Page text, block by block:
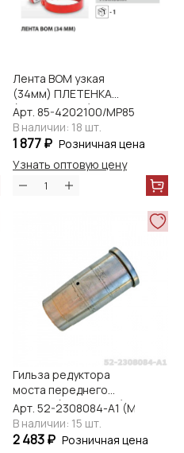
Лента ВОМ узкая
(34мм) ПЛЕТЕНКА
(Master-Parts)
Арт. 85-4202100/МР85-
В наличии: 18 шт.
1 877 ₽ Розничная цена
Узнать оптовую цену
Гильза редуктора
моста переднего
МТЗ-82 (MasterPart)
Арт. 52-2308084-А1 (MP)
В наличии: 15 шт.
2 483 ₽ Розничная цена